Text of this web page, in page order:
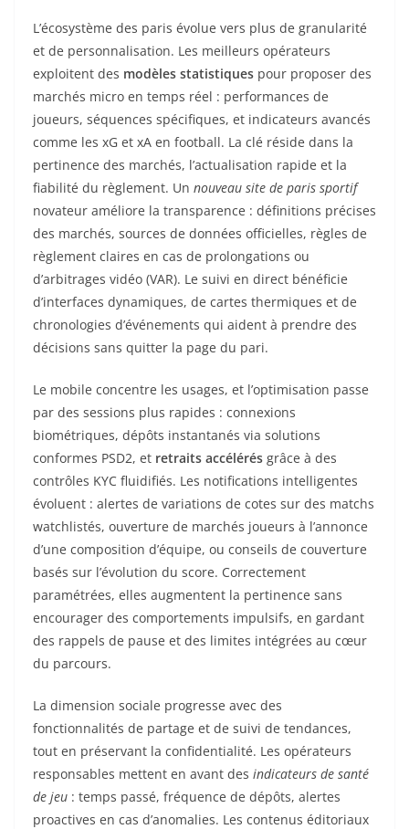
L’écosystème des paris évolue vers plus de granularité
et de personnalisation. Les meilleurs opérateurs
exploitent des modèles statistiques pour proposer des
marchés micro en temps réel : performances de
joueurs, séquences spécifiques, et indicateurs avancés
comme les xG et xA en football. La clé réside dans la
pertinence des marchés, l’actualisation rapide et la
fiabilité du règlement. Un nouveau site de paris sportif
novateur améliore la transparence : définitions précises
des marchés, sources de données officielles, règles de
règlement claires en cas de prolongations ou
d’arbitrages vidéo (VAR). Le suivi en direct bénéficie
d’interfaces dynamiques, de cartes thermiques et de
chronologies d’événements qui aident à prendre des
décisions sans quitter la page du pari.
Le mobile concentre les usages, et l’optimisation passe
par des sessions plus rapides : connexions
biométriques, dépôts instantanés via solutions
conformes PSD2, et retraits accélérés grâce à des
contrôles KYC fluidifiés. Les notifications intelligentes
évoluent : alertes de variations de cotes sur des matchs
watchlistés, ouverture de marchés joueurs à l’annonce
d’une composition d’équipe, ou conseils de couverture
basés sur l’évolution du score. Correctement
paramétrées, elles augmentent la pertinence sans
encourager des comportements impulsifs, en gardant
des rappels de pause et des limites intégrées au cœur
du parcours.
La dimension sociale progresse avec des
fonctionnalités de partage et de suivi de tendances,
tout en préservant la confidentialité. Les opérateurs
responsables mettent en avant des indicateurs de santé
de jeu : temps passé, fréquence de dépôts, alertes
proactives en cas d’anomalies. Les contenus éditoriaux